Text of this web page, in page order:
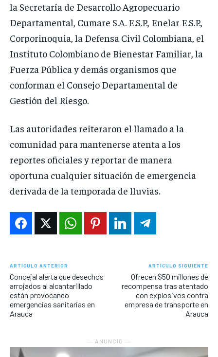
la Secretaría de Desarrollo Agropecuario
Departamental, Cumare S.A. E.S.P., Enelar E.S.P.,
Corporinoquia, la Defensa Civil Colombiana, el
Instituto Colombiano de Bienestar Familiar, la
Fuerza Pública y demás organismos que
conforman el Consejo Departamental de
Gestión del Riesgo.
Las autoridades reiteraron el llamado a la
comunidad para mantenerse atenta a los
reportes oficiales y reportar de manera
oportuna cualquier situación de emergencia
derivada de la temporada de lluvias.
ARTÍCULO ANTERIOR
Concejal alerta que desechos
arrojados al alcantarillado
están provocando
emergencias sanitarias en
Arauca
ARTÍCULO SIGUIENTE
Ofrecen $50 millones de
recompensa tras atentado
con explosivos contra
empresa de transporte en
Arauca
― ANUNCIO ―